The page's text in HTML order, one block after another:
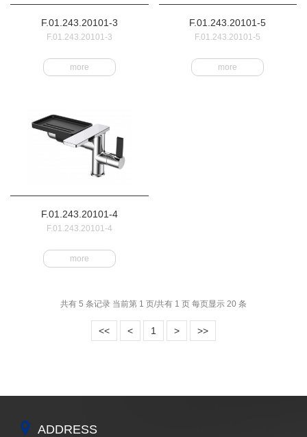
F.01.243.20101-3
F.01.243.20101-3
more
F.01.243.20101-5
F.01.243.20101-5
more
F.01.243.20101-4
F.01.243.20101-4
more
共有 5 条记录 当前第 1 页/共有 1 页 每页显示 20 条
<< < 1 > >>
ADDRESS